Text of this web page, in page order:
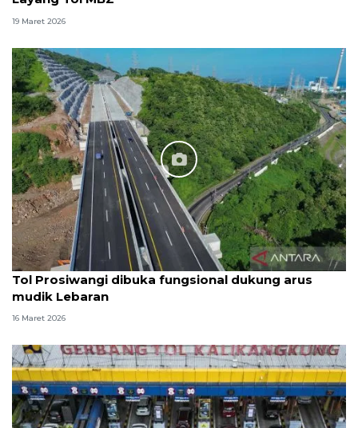
19 Maret 2026
Tol Prosiwangi dibuka fungsional dukung arus
mudik Lebaran
16 Maret 2026